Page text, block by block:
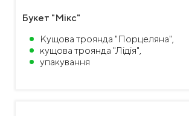
Букет "Мікс"
Кущова троянда "Порцеляна",
кущова троянда "Лідія",
упакування